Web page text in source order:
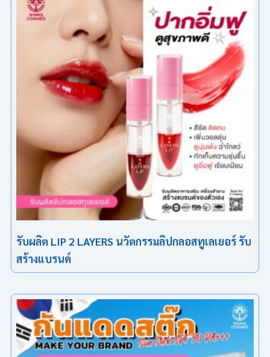
รับผลิต LIP 2 LAYERS นวัตกรรมลิปกลอสทูเลเยอร์ รับ
สร้างแบรนด์